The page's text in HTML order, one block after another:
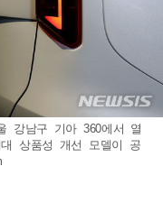
강남구 기아 360에서 열
상품성 개선 모델이 공